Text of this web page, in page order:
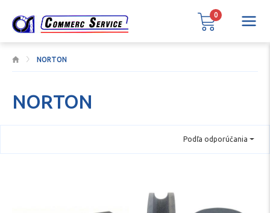
NORTON
NORTON
Podľa odporúčania
0